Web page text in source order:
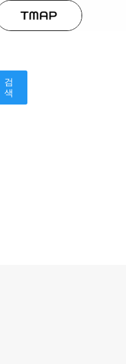
검
색